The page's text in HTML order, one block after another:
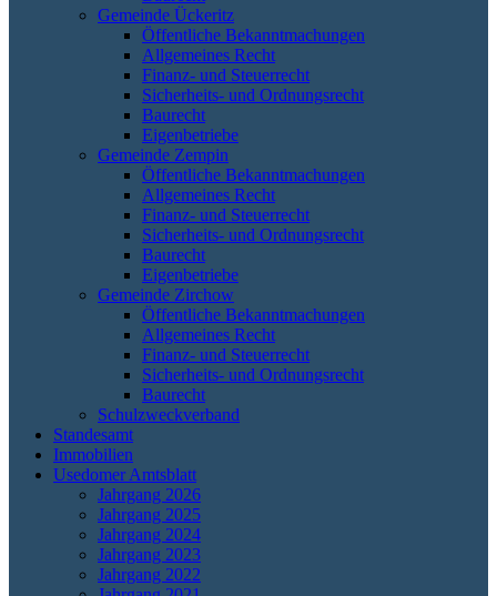
Gemeinde Ückeritz
Öffentliche Bekanntmachungen
Allgemeines Recht
Finanz- und Steuerrecht
Sicherheits- und Ordnungsrecht
Baurecht
Eigenbetriebe
Gemeinde Zempin
Öffentliche Bekanntmachungen
Allgemeines Recht
Finanz- und Steuerrecht
Sicherheits- und Ordnungsrecht
Baurecht
Eigenbetriebe
Gemeinde Zirchow
Öffentliche Bekanntmachungen
Allgemeines Recht
Finanz- und Steuerrecht
Sicherheits- und Ordnungsrecht
Baurecht
Schulzweckverband
Standesamt
Immobilien
Usedomer Amtsblatt
Jahrgang 2026
Jahrgang 2025
Jahrgang 2024
Jahrgang 2023
Jahrgang 2022